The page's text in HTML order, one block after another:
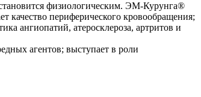
физиологическим. ЭМ-Курунга®
качество периферического кровообращения;
ангиопатий, атеросклероза, артритов и
агентов; выступает в роли